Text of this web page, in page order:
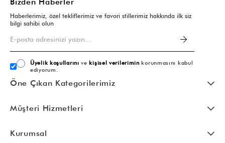
Haberlerimiz, özel tekliflerimiz ve favori stillerimiz hakkında ilk siz
bilgi sahibi olun
Üyelik koşullarını vekişisel verileriminkorunmasını kabul
ediyorum.
Öne Çıkan Kategorilerimiz
Müşteri Hizmetleri
Kurumsal